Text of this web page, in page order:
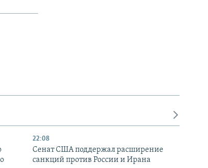
22:08
Сенат США поддержал расширение
санкций против России и Ирана